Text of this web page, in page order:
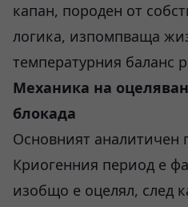
капан, породен от
логика, изпомпваща
температурния баланс
Механика на
блокада
Основният аналитичен
Криогенния период е
изобщо е оцелял, след